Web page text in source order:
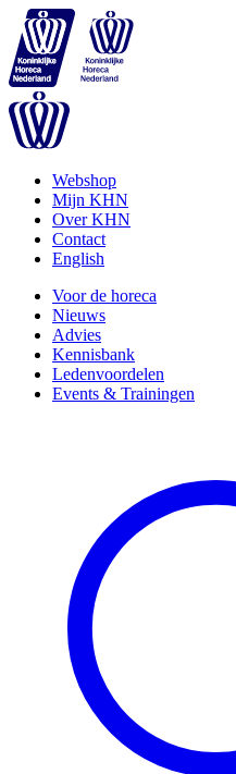
Webshop
Mijn KHN
Over KHN
Contact
English
Voor de horeca
Nieuws
Advies
Kennisbank
Ledenvoordelen
Events & Trainingen